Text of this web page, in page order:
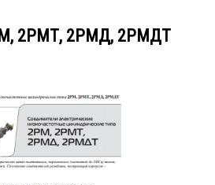
2РМТ, 2РМД, 2РМДТ